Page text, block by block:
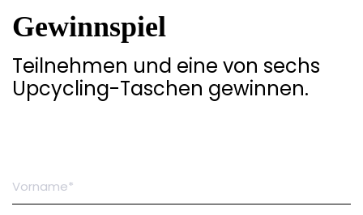
Gewinnspiel
Teilnehmen und eine von sechs
Upcycling-Taschen gewinnen.